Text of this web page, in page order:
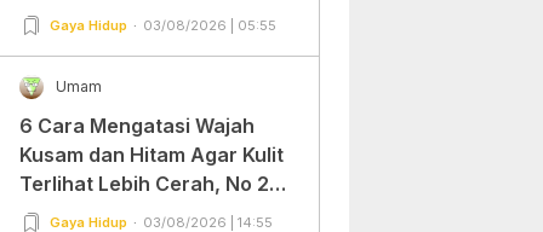
Gaya Hidup 03/08/2026 | 05:55
Umam
6 Cara Mengatasi Wajah
Kusam dan Hitam Agar Kulit
Terlihat Lebih Cerah, No 2
Gampang Banget dan Mudah
Gaya Hidup 03/08/2026 | 14:55